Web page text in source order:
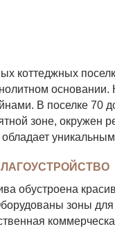
коттеджных
В поселке 70
зоне,
обустроена
зоны